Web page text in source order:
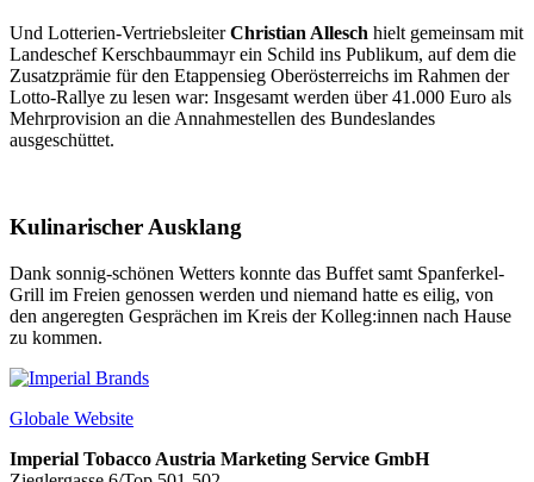
Und Lotterien-VertriebsleiterChristian Allesch hielt gemeinsam mit
Landeschef Kerschbaummayr ein Schild ins Publikum, auf dem die
Zusatzprämie für den Etappensieg Oberösterreichs im Rahmen der
Lotto-Rallye zu lesen war: Insgesamt werden über 41.000 Euro als
Mehrprovision an die Annahmestellen des Bundeslandes
ausgeschüttet.
Kulinarischer Ausklang
Dank sonnig-schönen Wetters konnte das Buffet samt Spanferkel-
Grill im Freien genossen werden und niemand hatte es eilig, von
den angeregten Gesprächen im Kreis der Kolleg:innen nach Hause
zu kommen.
Globale Website
Imperial Tobacco Austria Marketing Service GmbH